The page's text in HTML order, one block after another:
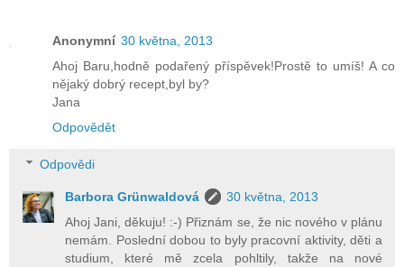
Anonymní 30 května, 2013
Ahoj Baru,hodně podařený příspěvek!Prostě to umíš! A co
nějaký dobrý recept,byl by?
Jana
Odpovědět
Odpovědi
Barbora Grünwaldová
30 května, 2013
Ahoj Jani, děkuju! :-) Přiznám se, že nic nového v plánu
nemám. Poslední dobou to byly pracovní aktivity, děti a
studium, které mě zcela pohltily, takže na nové